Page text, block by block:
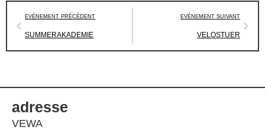
EVÉNEMENT PRÉCÉDENT
SUMMERAKADEMIE
EVÉNEMENT SUIVANT
VELOSTUER
adresse
VEWA